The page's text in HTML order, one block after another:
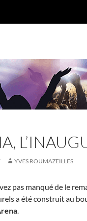
YVES ROUMAZEILLES
pas manqué de le
a été construit au
.